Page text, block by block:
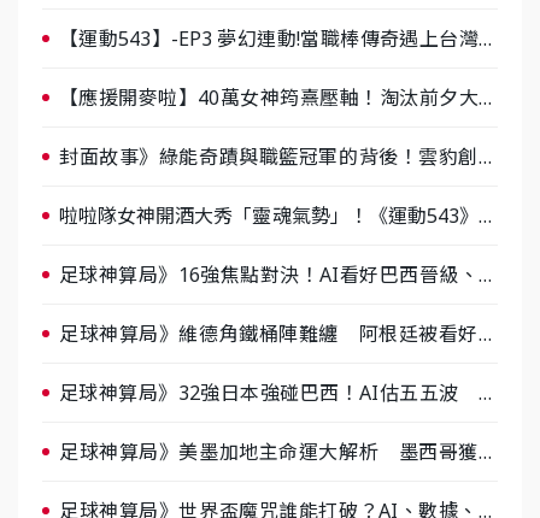
【運動543】-EP3 夢幻連動!當職棒傳奇遇上台灣女
【應援開麥啦】40萬女神筠熹壓軸！淘汰前夕大混
封面故事》綠能奇蹟與職籃冠軍的背後！雲豹創辦
啦啦隊女神開酒大秀「靈魂氣勢」！《運動543》微
足球神算局》16強焦點對決！AI看好巴西晉級、數
足球神算局》維德角鐵桶陣難纏 阿根廷被看好下
足球神算局》32強日本強碰巴西！AI估五五波 牛
足球神算局》美墨加地主命運大解析 墨西哥獲數
足球神算局》世界盃魔咒誰能打破？AI、數據、塔